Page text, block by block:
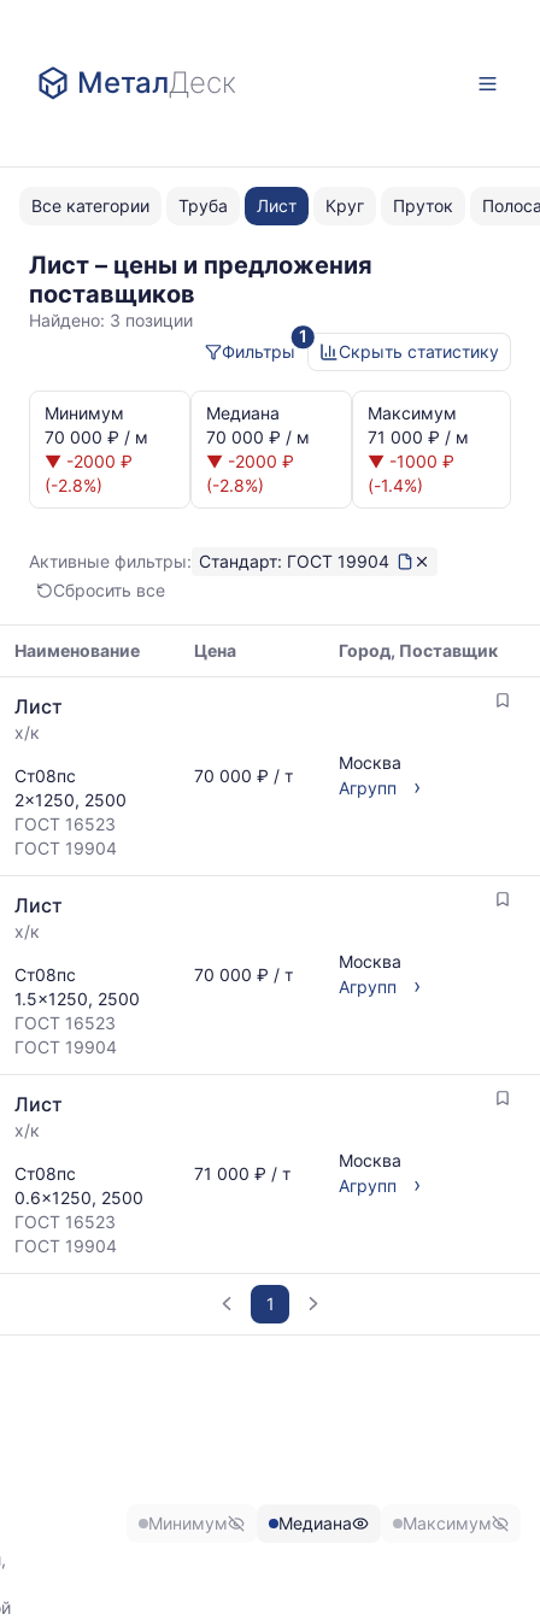
МеталДеск
Все категории Труба Лист Круг Пруток
Лист – цены и предложения
поставщиков
Найдено: 3 позиции
1
Фильтры
Скрыть статистику
динамика
цен:
Лист
ГОСТ
Показаны
минимальная,
медианная
и
максимальная
данным
прайс-
листов
поставщиков
за
последний
рассчитывается
по
предложениям
и
обновляется
по
мере
обновления
прайс-
Минимум
70 000 ₽ / м
▼ -2000 ₽
(-2.8%)
Медиана
70 000 ₽ / м
▼ -2000 ₽
(-2.8%)
Максимум
71 000 ₽ / м
▼ -1000 ₽
(-1.4%)
Активные фильтры: Стандарт: ГОСТ 19904
Сбросить все
цен
на
указанием
ГОСТ,
размеров
и
поставщиков
по
Наименование Цена Город, Поставщик
Лист
х/к
Ст08пс
2x1250, 2500
ГОСТ 16523
ГОСТ 19904
70 000 ₽ / т
Москва
Агрупп
›
Лист
х/к
Ст08пс
1.5x1250, 2500
ГОСТ 16523
ГОСТ 19904
70 000 ₽ / т
Москва
Агрупп
›
Лист
х/к
Ст08пс
0.6x1250, 2500
ГОСТ 16523
ГОСТ 19904
71 000 ₽ / т
Москва
Агрупп
›
1
Минимум Медиана Максимум